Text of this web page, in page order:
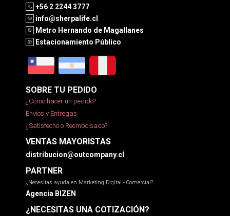
+56 2 2244 3777
info@sherpalife.cl
Metro Hernando de Magallanes
Estacionamiento Público
SOBRE TU PEDIDO
¿Cómo hacer un pedido?
Envíos y Entregas
¿Satisfecho o Reembolsado?
VENTAS MAYORISTAS
distribucion@outcompany.cl
PARTNER
¿Necesitas ayuda en Marketing Digital - Comercial?
Agencia BIZEN
¿NECESITAS UNA COTIZACIÓN?